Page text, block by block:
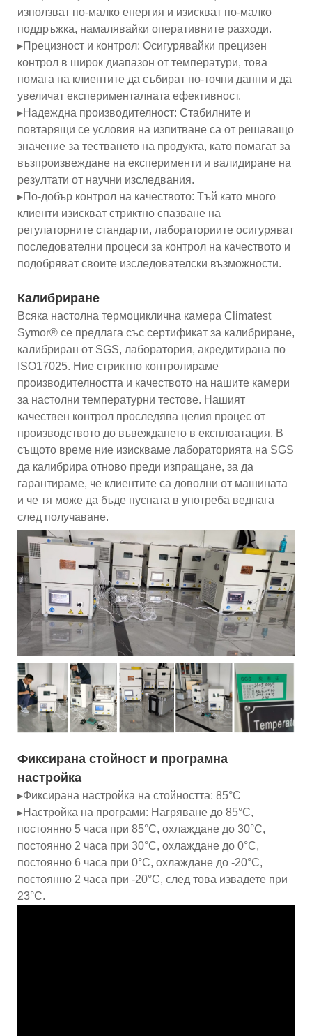
използват по-малко енергия и изискват по-малко
поддръжка, намалявайки оперативните разходи.
▸Прецизност и контрол: Осигурявайки прецизен
контрол в широк диапазон от температури, това
помага на клиентите да събират по-точни данни и да
увеличат експерименталната ефективност.
▸Надеждна производителност: Стабилните и
повтарящи се условия на изпитване са от решаващо
значение за тестването на продукта, като помагат за
възпроизвеждане на експерименти и валидиране на
резултати от научни изследвания.
▸По-добър контрол на качеството: Тъй като много
клиенти изискват стриктно спазване на
регулаторните стандарти, лабораториите осигуряват
последователни процеси за контрол на качеството и
подобряват своите изследователски възможности.
Калибриране
Всяка настолна термоциклична камера Climatest
Symor® се предлага със сертификат за калибриране,
калибриран от SGS, лаборатория, акредитирана по
ISO17025. Ние стриктно контролираме
производителността и качеството на нашите камери
за настолни температурни тестове. Нашият
качествен контрол проследява целия процес от
производството до въвеждането в експлоатация. В
същото време ние изискваме лабораторията на SGS
да калибрира отново преди изпращане, за да
гарантираме, че клиентите са доволни от машината
и че тя може да бъде пусната в употреба веднага
след получаване.
Фиксирана стойност и програмна
настройка
▸Фиксирана настройка на стойността: 85°C
▸Настройка на програми: Нагряване до 85°C,
постоянно 5 часа при 85°C, охлаждане до 30°C,
постоянно 2 часа при 30°C, охлаждане до 0°C,
постоянно 6 часа при 0°C, охлаждане до -20°C,
постоянно 2 часа при -20°C, след това извадете при
23°C.